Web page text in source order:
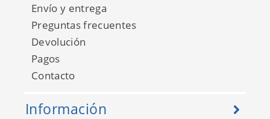
Envío y entrega
Preguntas frecuentes
Devolución
Pagos
Contacto
Información